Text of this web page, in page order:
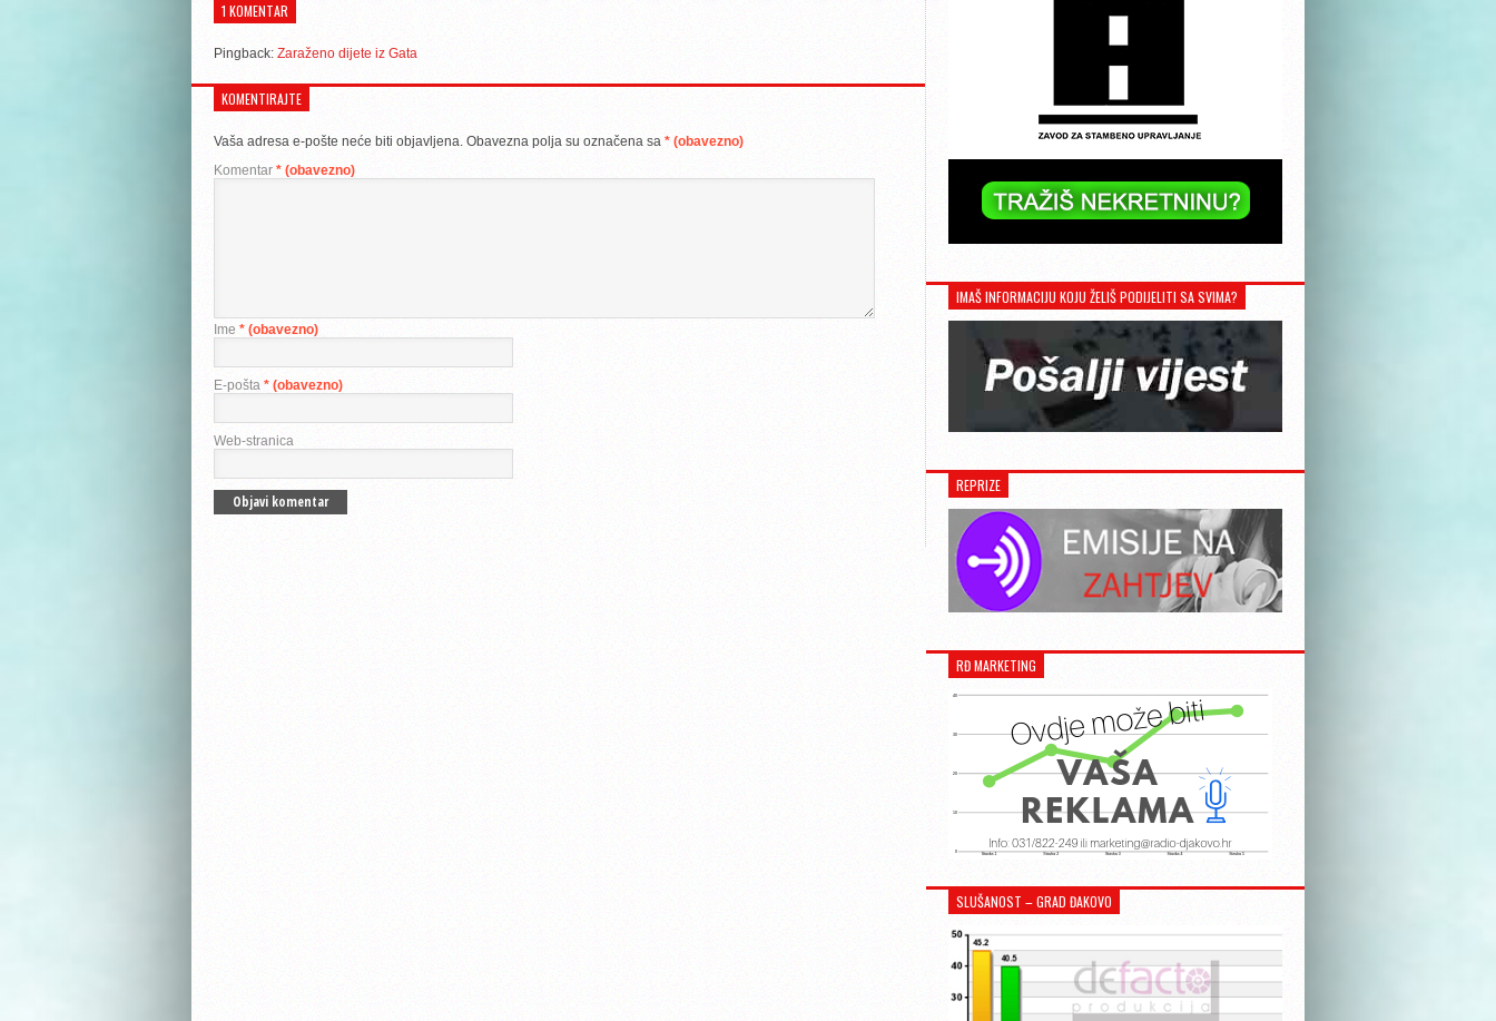
1 KOMENTAR
Pingback: Zaraženo dijete iz Gata
KOMENTIRAJTE
Vaša adresa e-pošte neće biti objavljena. Obavezna polja su označena sa * (obavezno)
Komentar * (obavezno)
Ime * (obavezno)
E-pošta * (obavezno)
Web-stranica
IMAŠ INFORMACIJU KOJU ŽELIŠ PODIJELITI SA SVIMA?
REPRIZE
RĐ MARKETING
SLUŠANOST – GRAD ĐAKOVO